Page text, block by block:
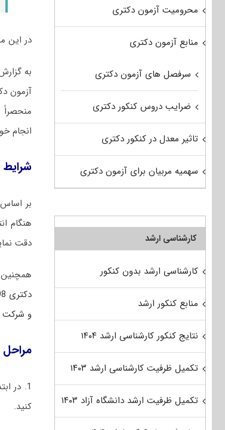
در این
به
منحصراً
انجام
شرایط
بر
هنگام
دقت
و شرکت در
مراحل
1. در ابتدا فایل عکس اسکن‌شده خود را بر اساس توضیحات مندرج در
کنید.
محرومیت آزمون دکتری
منابع آزمون دکتری
سرفصل های آزمون دکتری
ضرایب دروس کنکور دکتری
تاثیر معدل در کنکور دکتری
سهمیه مربیان برای آزمون دکتری
کارشناسی ارشد
کارشناسی ارشد بدون کنکور
منابع کنکور ارشد
نتایج کنکور کارشناسی ارشد ۱۴۰۴
تکمیل ظرفیت کارشناسی ارشد ۱۴۰۳
تکمیل ظرفیت ارشد دانشگاه آزاد ۱۴۰۳